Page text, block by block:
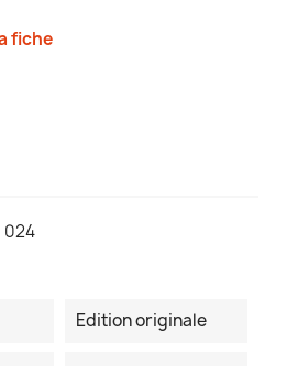
fiche
024
Edition originale